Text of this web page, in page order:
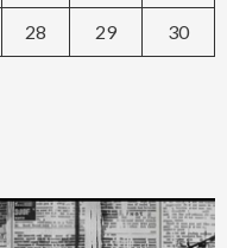
28 29 30